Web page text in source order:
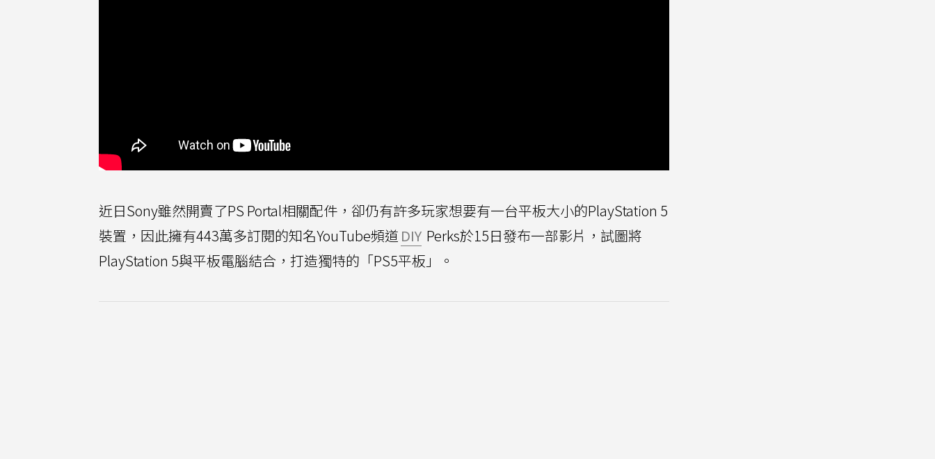
近日Sony雖然開賣了PS Portal相關配件，卻仍有許多玩家想要有一台平板大小的PlayStation 5
裝置，因此擁有443萬多訂閱的知名YouTube頻道 DIY Perks於15日發布一部影片，試圖將
PlayStation 5與平板電腦結合，打造獨特的「PS5平板」。